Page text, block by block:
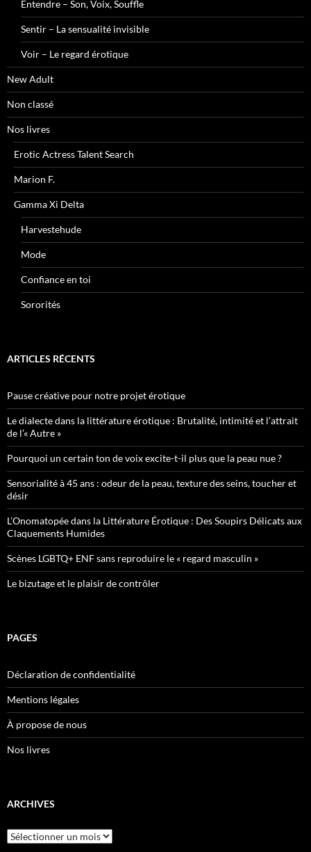
Entendre – Son, Voix, Souffle
Sentir – La sensualité invisible
Voir – Le regard érotique
New Adult
Non classé
Nos livres
Erotic Actress Talent Search
Marion F.
Gamma Xi Delta
Harvestehude
Mode
Confiance en toi
Sororités
ARTICLES RÉCENTS
Pause créative pour notre projet érotique
Le dialecte dans la littérature érotique : Brutalité, intimité et l’attrait
de l’« Autre »
Pourquoi un certain ton de voix excite-t-il plus que la peau nue ?
Sensorialité à 45 ans : odeur de la peau, texture des seins, toucher et
désir
L’Onomatopée dans la Littérature Érotique : Des Soupirs Délicats aux
Claquements Humides
Scènes LGBTQ+ ENF sans reproduire le « regard masculin »
Le bizutage et le plaisir de contrôler
PAGES
Déclaration de confidentialité
Mentions légales
À propose de nous
Nos livres
ARCHIVES
Archives